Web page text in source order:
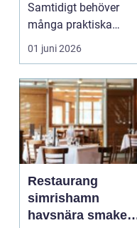
Samtidigt behöver
många praktiska
frågor lösas snabbt:
vem...
01 juni 2026
Restaurang
simrishamn
havsnära smaker